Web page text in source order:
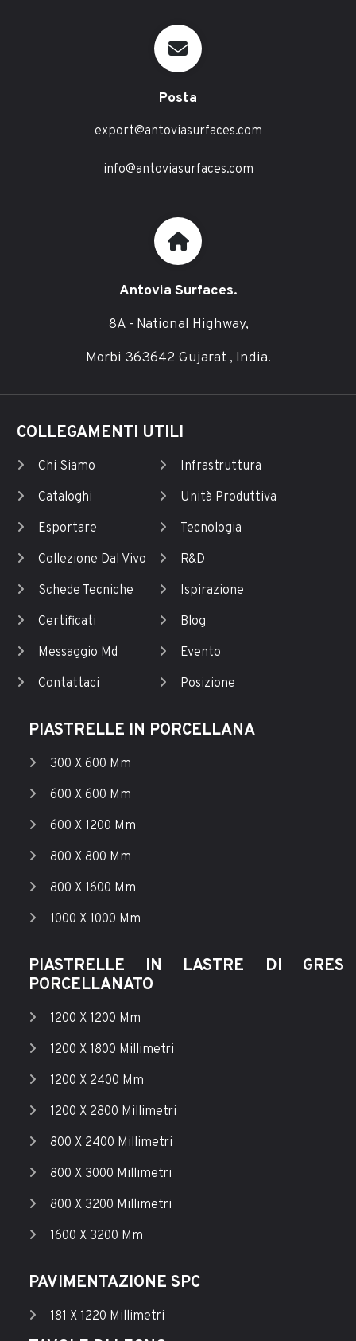
Posta
export@antoviasurfaces.com
info@antoviasurfaces.com
Antovia Surfaces.
8A - National Highway,
Morbi 363642 Gujarat , India.
COLLEGAMENTI UTILI
Chi Siamo
Cataloghi
Esportare
Collezione Dal Vivo
Schede Tecniche
Certificati
Messaggio Md
Contattaci
Infrastruttura
Unità Produttiva
Tecnologia
R&D
Ispirazione
Blog
Evento
Posizione
PIASTRELLE IN PORCELLANA
300 X 600 Mm
600 X 600 Mm
600 X 1200 Mm
800 X 800 Mm
800 X 1600 Mm
1000 X 1000 Mm
PIASTRELLE IN LASTRE DI GRES
PORCELLANATO
1200 X 1200 Mm
1200 X 1800 Millimetri
1200 X 2400 Mm
1200 X 2800 Millimetri
800 X 2400 Millimetri
800 X 3000 Millimetri
800 X 3200 Millimetri
1600 X 3200 Mm
PAVIMENTAZIONE SPC
181 X 1220 Millimetri